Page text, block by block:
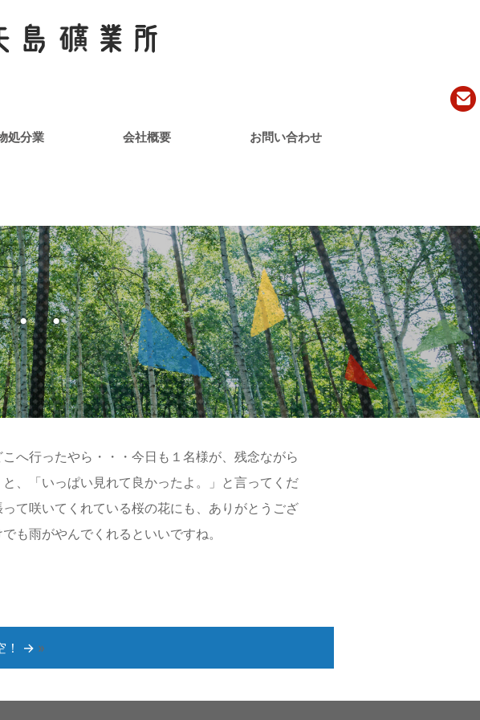
処分業 会社概要 お問い合わせ
・
へ行ったやら・・・今日も１名様が、残念ながら
、「いっぱい見れて良かったよ。」と言ってくだ
て咲いてくれている桜の花にも、ありがとうござ
も雨がやんでくれるといいですね。
！ → »